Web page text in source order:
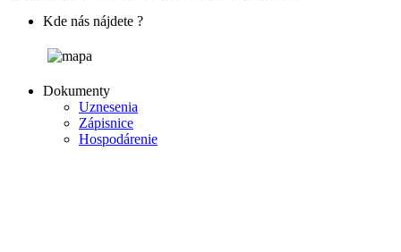
Kde nás nájdete ?
Dokumenty
Uznesenia
Zápisnice
Hospodárenie